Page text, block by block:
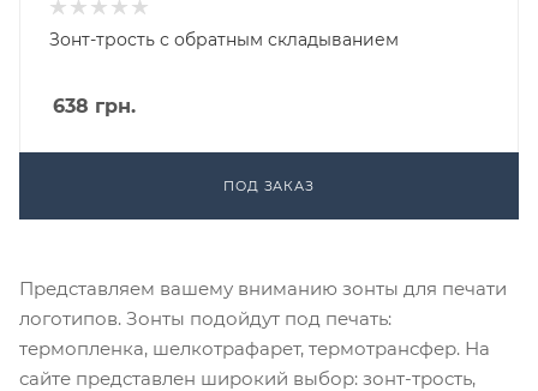
Зонт-трость с обратным складыванием
638 грн.
ПОД ЗАКАЗ
Представляем вашему вниманию зонты для печати
логотипов. Зонты подойдут под печать:
термопленка, шелкотрафарет, термотрансфер. На
сайте представлен широкий выбор: зонт-трость,